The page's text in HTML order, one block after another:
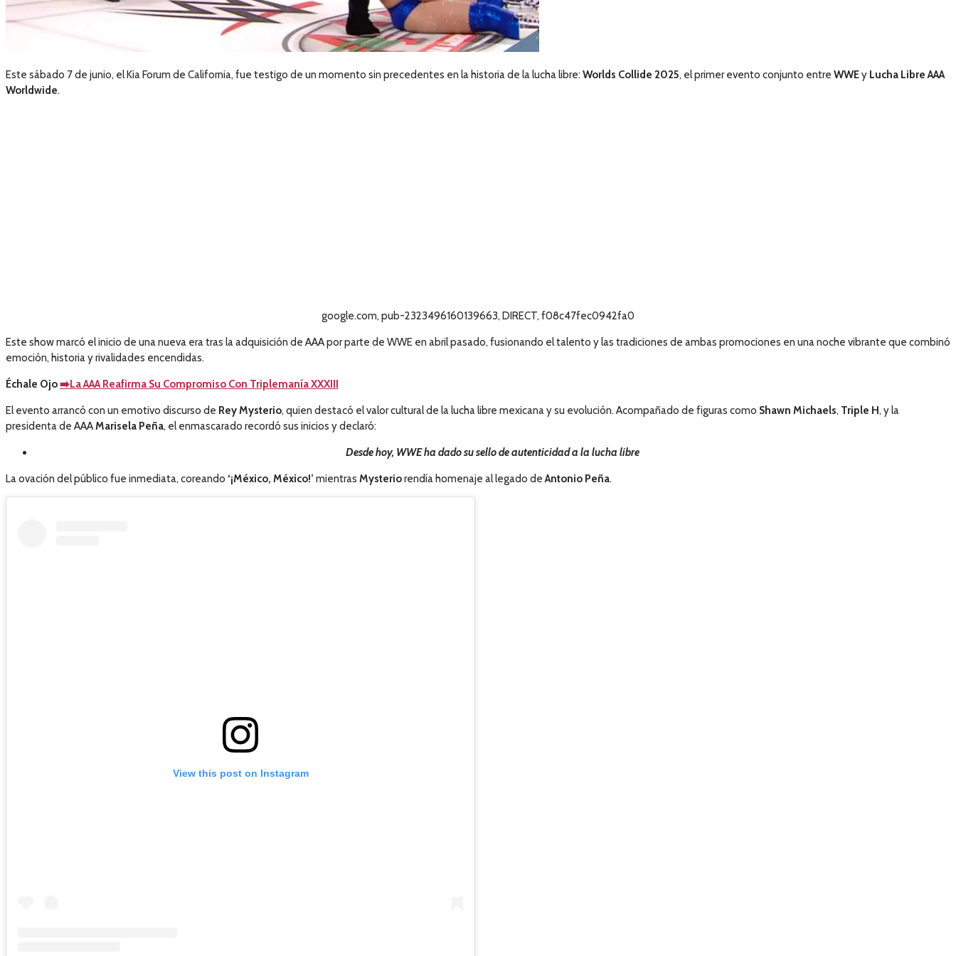
Este sábado 7 de junio, el Kia Forum de California, fue testigo de un momento sin precedentes en la historia de la lucha libre: Worlds Collide 2025, el primer evento conjunto entre WWEy Lucha Libre AAA
Worldwide.
google.com, pub-2323496160139663, DIRECT, f08c47fec0942fa0
Este show marcó el inicio de una nueva era tras la adquisición de AAA por parte de WWE en abril pasado, fusionando el talento y las tradiciones de ambas promociones en una noche vibrante que combinó
emoción, historia y rivalidades encendidas.
Échale Ojo➡️La AAA Reafirma Su Compromiso Con Triplemanía XXXIII
El evento arrancó con un emotivo discurso de Rey Mysterio, quien destacó el valor cultural de la lucha libre mexicana y su evolución. Acompañado de figuras como Shawn Michaels, Triple H, y la
presidenta de AAAMarisela Peña, el enmascarado recordó sus inicios y declaró:
Desde hoy, WWE ha dado su sello de autenticidad a la lucha libre
La ovación del público fue inmediata, coreando ‘¡México, México!’ mientras Mysteriorendía homenaje al legado deAntonio Peña.
View this post on Instagram